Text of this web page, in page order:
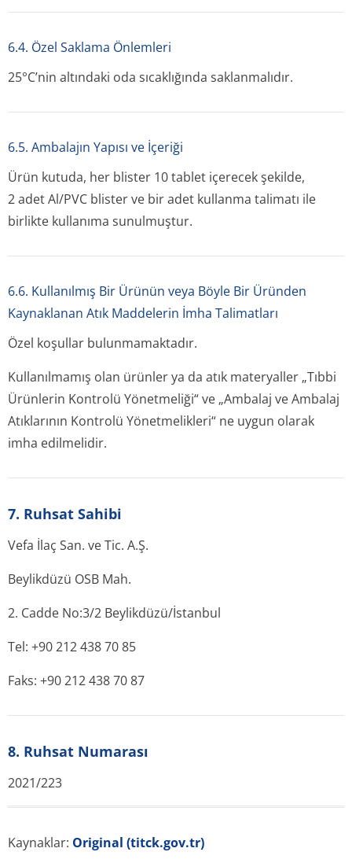
6.4. Özel Saklama Önlemleri
25°C’nin altındaki oda sıcaklığında saklanmalıdır.
6.5. Ambalajın Yapısı ve İçeriği
Ürün kutuda, her blister 10 tablet içerecek şekilde,
2 adet Al/PVC blister ve bir adet kullanma talimatı ile
birlikte kullanıma sunulmuştur.
6.6. Kullanılmış Bir Ürünün veya Böyle Bir Üründen
Kaynaklanan Atık Maddelerin İmha Talimatları
Özel koşullar bulunmamaktadır.
Kullanılmamış olan ürünler ya da atık materyaller „Tıbbi
Ürünlerin Kontrolü Yönetmeliği“ ve „Ambalaj ve Ambalaj
Atıklarının Kontrolü Yönetmelikleri“ ne uygun olarak
imha edilmelidir.
7. Ruhsat Sahibi
Vefa İlaç San. ve Tic. A.Ş.
Beylikdüzü OSB Mah.
2. Cadde No:3/2 Beylikdüzü/İstanbul
Tel: +90 212 438 70 85
Faks: +90 212 438 70 87
8. Ruhsat Numarası
2021/223
Kaynaklar: Original (titck.gov.tr)